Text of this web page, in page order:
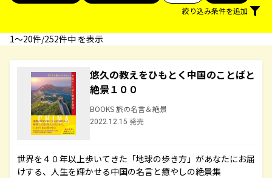
絞り込み条件を追加
1〜20件/252件中 を表示
悠久の教えをひもとく中国のことばと
絶景１００
BOOKS 旅の名言＆絶景
2022.12.15 発売
世界を４０年以上歩いてきた「地球の歩き方」があなたにお届
けする、人生を輝かせる中国の名言と癒やしの絶景集